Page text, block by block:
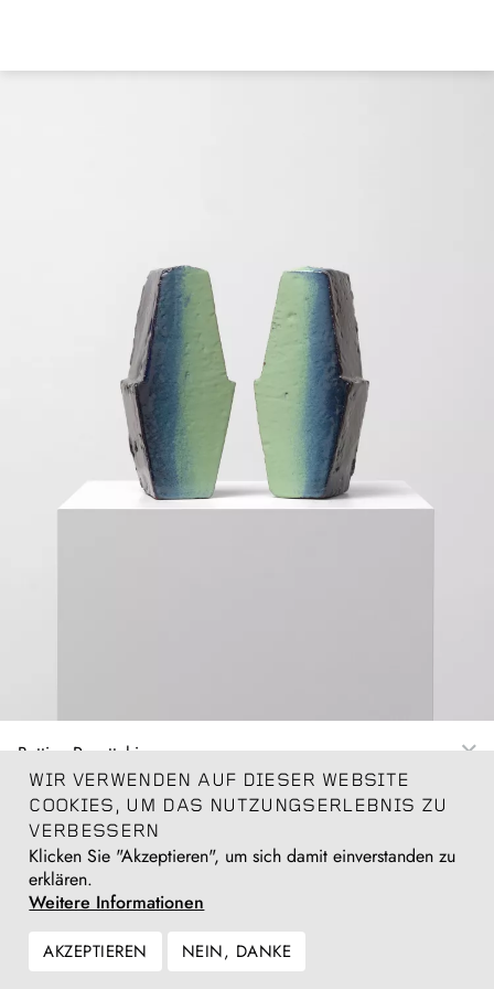
Bettina Pousttchi
Earthworks, 2025
Glazed ceramic
2-part, each 27 (h) x 12 x 9 cm
10¾ (h) x 4¾ x 3½ in
Anfragen
WIR VERWENDEN AUF DIESER WEBSITE
COOKIES, UM DAS NUTZUNGSERLEBNIS ZU
VERBESSERN
Klicken Sie "Akzeptieren", um sich damit einverstanden zu
erklären.
Weitere Informationen
AKZEPTIEREN NEIN, DANKE